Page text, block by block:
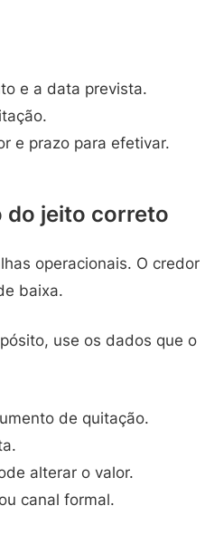
e a data prevista.
e prazo para efetivar.
do jeito correto
operacionais. O credor
baixa.
use os dados que o
de quitação.
alterar o valor.
canal formal.